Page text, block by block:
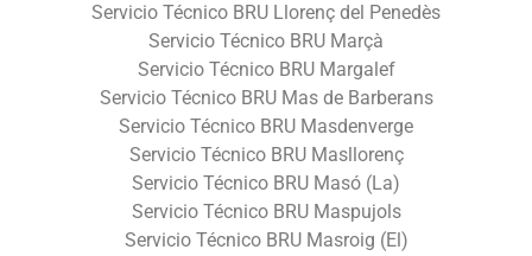
Servicio Técnico BRU Llorenç del Penedès
Servicio Técnico BRU Marçà
Servicio Técnico BRU Margalef
Servicio Técnico BRU Mas de Barberans
Servicio Técnico BRU Masdenverge
Servicio Técnico BRU Masllorenç
Servicio Técnico BRU Masó (La)
Servicio Técnico BRU Maspujols
Servicio Técnico BRU Masroig (El)